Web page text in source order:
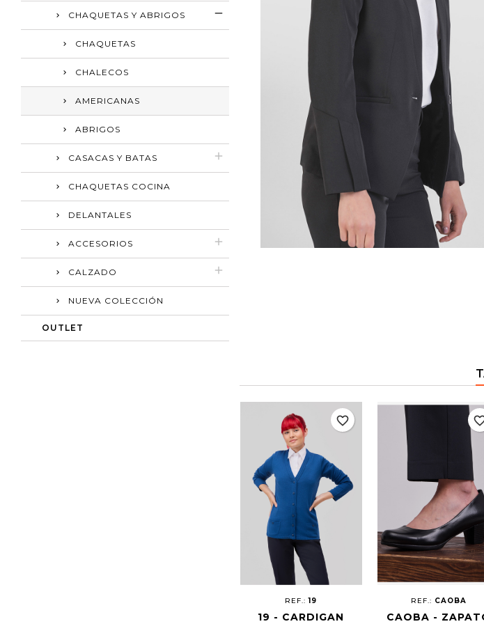
CHAQUETAS Y ABRIGOS
CHAQUETAS
CHALECOS
AMERICANAS
ABRIGOS
CASACAS Y BATAS
CHAQUETAS COCINA
DELANTALES
ACCESORIOS
CALZADO
NUEVA COLECCIÓN
OUTLET
REF.:19
19 - CARDIGAN
favorite_border
REF.: CAOBA
CAOBA -